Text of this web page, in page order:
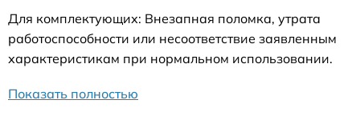
Для комплектующих: Внезапная поломка, утрата
работоспособности или несоответствие заявленным
характеристикам при нормальном использовании.
Показать полностью